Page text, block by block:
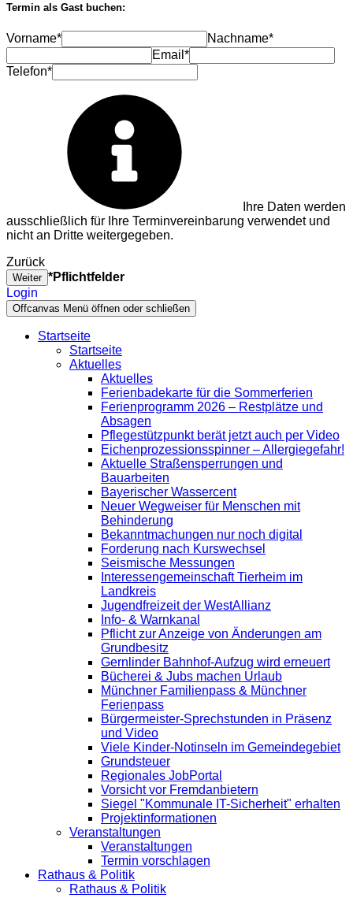
Termin als Gast buchen:
Vorname*
Nachname*
Email*
Telefon*
Ihre Daten werden
ausschließlich für Ihre Terminvereinbarung verwendet und
nicht an Dritte weitergegeben.
Zurück
Weiter *Pflichtfelder
Login
Offcanvas Menü öffnen oder schließen
Startseite
Startseite
Aktuelles
Aktuelles
Ferienbadekarte für die Sommerferien
Ferienprogramm 2026 – Restplätze und
Absagen
Pflegestützpunkt berät jetzt auch per Video
Eichenprozessionsspinner – Allergiegefahr!
Aktuelle Straßensperrungen und
Bauarbeiten
Bayerischer Wassercent
Neuer Wegweiser für Menschen mit
Behinderung
Bekanntmachungen nur noch digital
Forderung nach Kurswechsel
Seismische Messungen
Interessengemeinschaft Tierheim im
Landkreis
Jugendfreizeit der WestAllianz
Info- & Warnkanal
Pflicht zur Anzeige von Änderungen am
Grundbesitz
Gernlinder Bahnhof-Aufzug wird erneuert
Bücherei & Jubs machen Urlaub
Münchner Familienpass & Münchner
Ferienpass
Bürgermeister-Sprechstunden in Präsenz
und Video
Viele Kinder-Notinseln im Gemeindegebiet
Grundsteuer
Regionales JobPortal
Vorsicht vor Fremdanbietern
Siegel "Kommunale IT-Sicherheit" erhalten
Projektinformationen
Veranstaltungen
Veranstaltungen
Termin vorschlagen
Rathaus & Politik
Rathaus & Politik